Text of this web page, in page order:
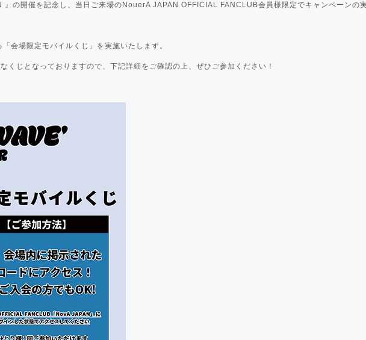
の開催を記念し、当日ご来場のNouerA JAPAN OFFICIAL FANCLUB会員様限定でキャンペーンの
会場限定モバイルくじ」を実施いたします。
じとなっておりますので、下記詳細をご確認の上、ぜひご参加ください！